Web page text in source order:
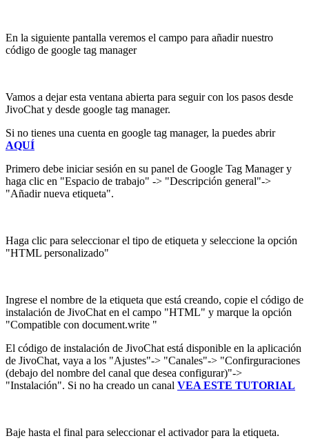
En la siguiente pantalla veremos el campo para añadir nuestro
código de google tag manager
Vamos a dejar esta ventana abierta para seguir con los pasos desde
JivoChat y desde google tag manager.
Si no tienes una cuenta en google tag manager, la puedes abrir
AQUÍ
Primero debe iniciar sesión en su panel de Google Tag Manager y
haga clic en "Espacio de trabajo" -> "Descripción general"->
"Añadir nueva etiqueta".
Haga clic para seleccionar el tipo de etiqueta y seleccione la opción
"HTML personalizado"
Ingrese el nombre de la etiqueta que está creando, copie el código de
instalación de JivoChat en el campo "HTML" y marque la opción
"Compatible con document.write "
El código de instalación de JivoChat está disponible en la aplicación
de JivoChat, vaya a los "Ajustes"-> "Canales"-> "Confirguraciones
(debajo del nombre del canal que desea configurar)"->
"Instalación". Si no ha creado un canal VEA ESTE TUTORIAL
Baje hasta el final para seleccionar el activador para la etiqueta.